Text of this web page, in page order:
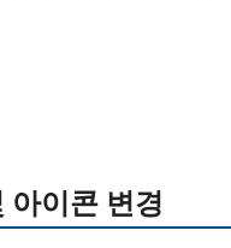
아이콘 변경